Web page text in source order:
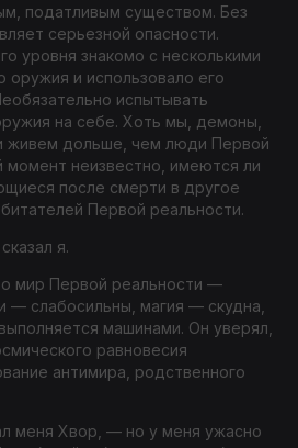
податливым существом. Без
серьезной опасности.
уровня знакомо с несколькими
оружия и использовало его
испытывать
на себе. Хоть мы, демоны,
живем дольше, чем люди Первой
момент неизвестно, имеются ли
после смерти в другое
Первой реальности.
я.
мир Первой реальности —
— слабосильны, магия — скудна,
машинами. Он уверял,
равновесия
антимира, родственного
меня Хвор, — но у меня ужасно